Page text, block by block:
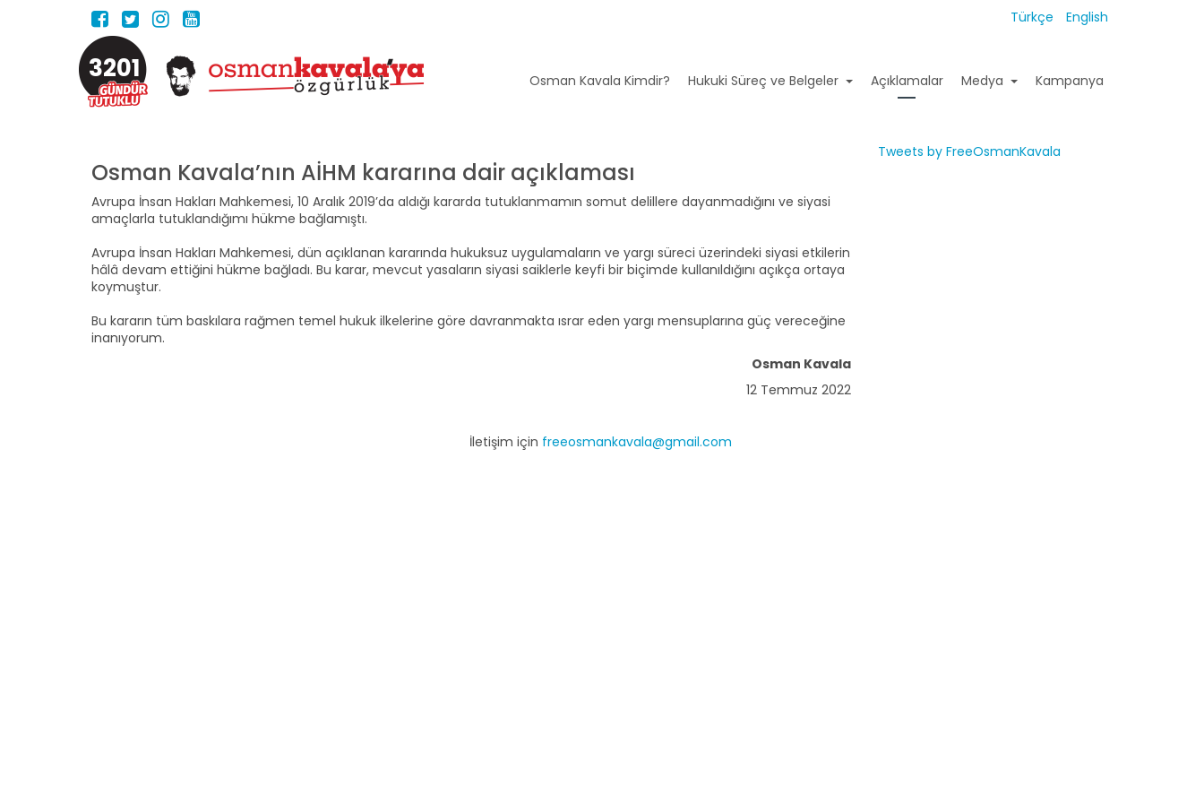
Türkçe English
3201 Osman Kavala Kimdir? Hukuki Süreç ve Belgeler Açıklamalar Medya Kampanya
Osman Kavala’nın AİHM kararına dair açıklaması
Avrupa İnsan Hakları Mahkemesi, 10 Aralık 2019’da aldığı kararda tutuklanmamın somut delillere dayanmadığını ve siyasi
amaçlarla tutuklandığımı hükme bağlamıştı.
Avrupa İnsan Hakları Mahkemesi, dün açıklanan kararında hukuksuz uygulamaların ve yargı süreci üzerindeki siyasi etkilerin
hâlâ devam ettiğini hükme bağladı. Bu karar, mevcut yasaların siyasi saiklerle keyfi bir biçimde kullanıldığını açıkça ortaya
koymuştur.
Bu kararın tüm baskılara rağmen temel hukuk ilkelerine göre davranmakta ısrar eden yargı mensuplarına güç vereceğine
inanıyorum.
Osman Kavala
12 Temmuz 2022
Tweets by FreeOsmanKavala
İletişim için freeosmankavala@gmail.com